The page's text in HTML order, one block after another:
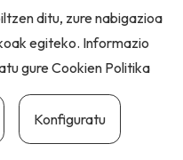
ditu, zure nabigazioa
egiteko. Informazio
gureCookien Politika
Konfiguratu